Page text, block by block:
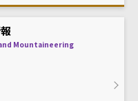
Mountaineering